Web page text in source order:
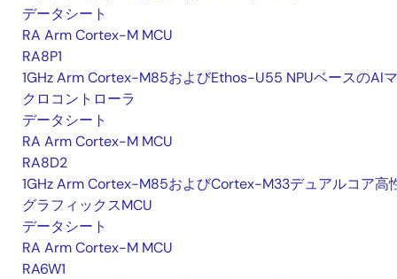
データシート
RA Arm Cortex-M MCU
RA8P1
1GHz Arm Cortex-M85およびEthos-U55 NPUベースのAI
クロコントローラ
データシート
RA Arm Cortex-M MCU
RA8D2
1GHz Arm Cortex-M85およびCortex-M33デュアルコア高
グラフィックスMCU
データシート
RA Arm Cortex-M MCU
RA6W1